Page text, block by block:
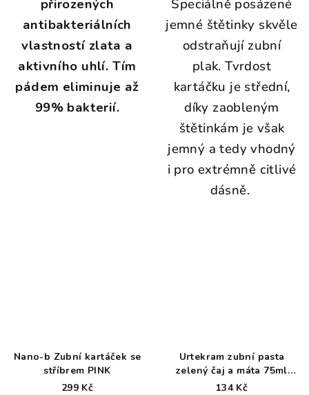
přirozených
antibakteriálních
vlastností zlata a
aktivního uhlí. Tím
pádem eliminuje až
99% bakterií.
Speciálně posázené
jemné štětinky skvěle
odstraňují zubní
plak. Tvrdost
kartáčku je střední,
díky zaobleným
štětinkám je však
jemný a tedy vhodný
i pro extrémně citlivé
dásně.
Nano-b Zubní kartáček se
stříbrem PINK
299 Kč
Urtekram zubní pasta
zelený čaj a máta 75ml
BIO
134 Kč